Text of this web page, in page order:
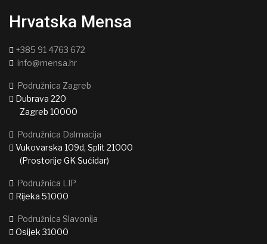
Hrvatska Mensa
+385 91 4763 672
info@mensa.hr
Podružnica Zagreb
Dubrava 220
Zagreb 10000
Podružnica Dalmacija
Vukovarska 109d, Split 21000
(Prostorije GK Sućidar)
Podružnica LIP
Rijeka 51000
Podružnica Slavonija
Osijek 31000